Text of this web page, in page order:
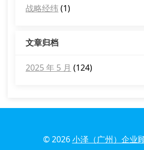
战略经纬(1)
文章归档
2025 年 5 月 (124)
© 2026小泽（广州）企业